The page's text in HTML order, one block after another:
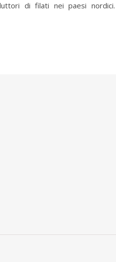
di filati nei paesi nordici.